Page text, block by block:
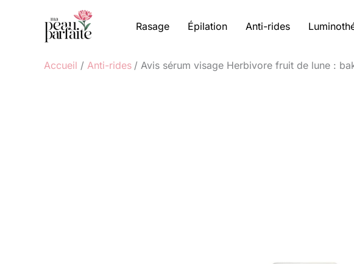
Rasage Épilation Anti-rides
Accueil Anti-rides Avis sérum visage Herbivore fruit de lune :